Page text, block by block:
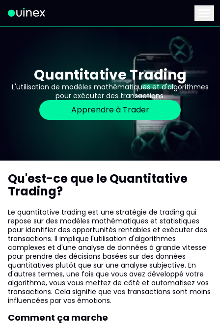
Ceci est le logo et, si vous cliquez dessus, vous serez
Quantitative Trading
L'utilisation de modèles mathématiques et d'algorithmes
pour exécuter des transactions.
Apprendre à Trader
Qu'est-ce que le Quantitative
Trading?
Le quantitative trading est une stratégie de trading qui
repose sur des modèles mathématiques et statistiques
pour identifier des opportunités rentables et exécuter des
transactions. Il implique l'utilisation d'algorithmes
complexes et d'une analyse de données à grande vitesse
pour prendre des décisions basées sur des données
quantitatives plutôt que sur une analyse subjective. En
d'autres termes, une fois que vous avez développé votre
algorithme, vous vous mettez de côté et automatisez vos
transactions. Cela signifie que vos transactions sont moins
influencées par vos émotions.
Comment ça marche